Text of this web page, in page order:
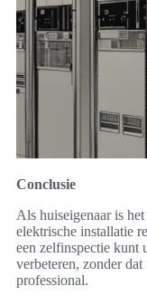
Conclusie
Als huiseigenaar is
elektrische installatie
een zelfinspectie kunt
verbeteren, zonder
professional.